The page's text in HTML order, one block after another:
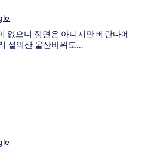
없으니 정면은 아니지만 베란다에
설악산 울산바위도...